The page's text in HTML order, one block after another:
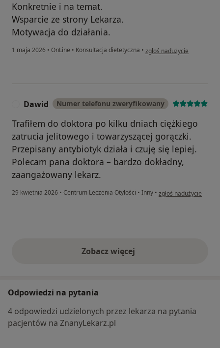
Konkretnie i na temat.
Wsparcie ze strony Lekarza.
Motywacja do działania.
1 maja 2026 • OnLine • Konsultacja dietetyczna • w opinii użytkownika
zgłoś nadużycie
Dawid Numer telefonu zweryfikowany
Trafiłem do doktora po kilku dniach ciężkiego
zatrucia jelitowego i towarzyszącej gorączki.
Przepisany antybiotyk działa i czuję się lepiej.
Polecam pana doktora – bardzo dokładny,
zaangażowany lekarz.
29 kwietnia 2026 • Centrum Leczenia Otyłości • Inny • w opinii użytkownika
zgłoś nadużycie
Zobacz więcejopinie powyżej
Odpowiedzi na pytania
4 odpowiedzi udzielonych przez lekarza na pytania
pacjentów na ZnanyLekarz.pl